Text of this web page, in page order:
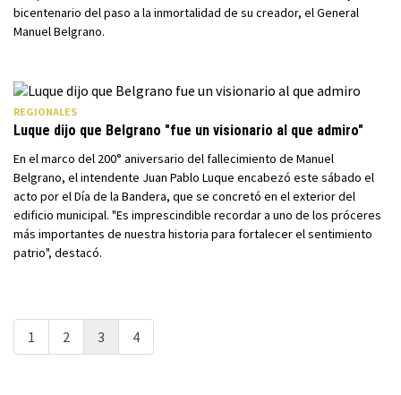
bicentenario del paso a la inmortalidad de su creador, el General
Manuel Belgrano.
REGIONALES
Luque dijo que Belgrano "fue un visionario al que admiro"
En el marco del 200° aniversario del fallecimiento de Manuel
Belgrano, el intendente Juan Pablo Luque encabezó este sábado el
acto por el Día de la Bandera, que se concretó en el exterior del
edificio municipal. "Es imprescindible recordar a uno de los próceres
más importantes de nuestra historia para fortalecer el sentimiento
patrio", destacó.
1 2 3 4